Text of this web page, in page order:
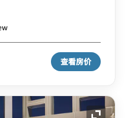
查看房价